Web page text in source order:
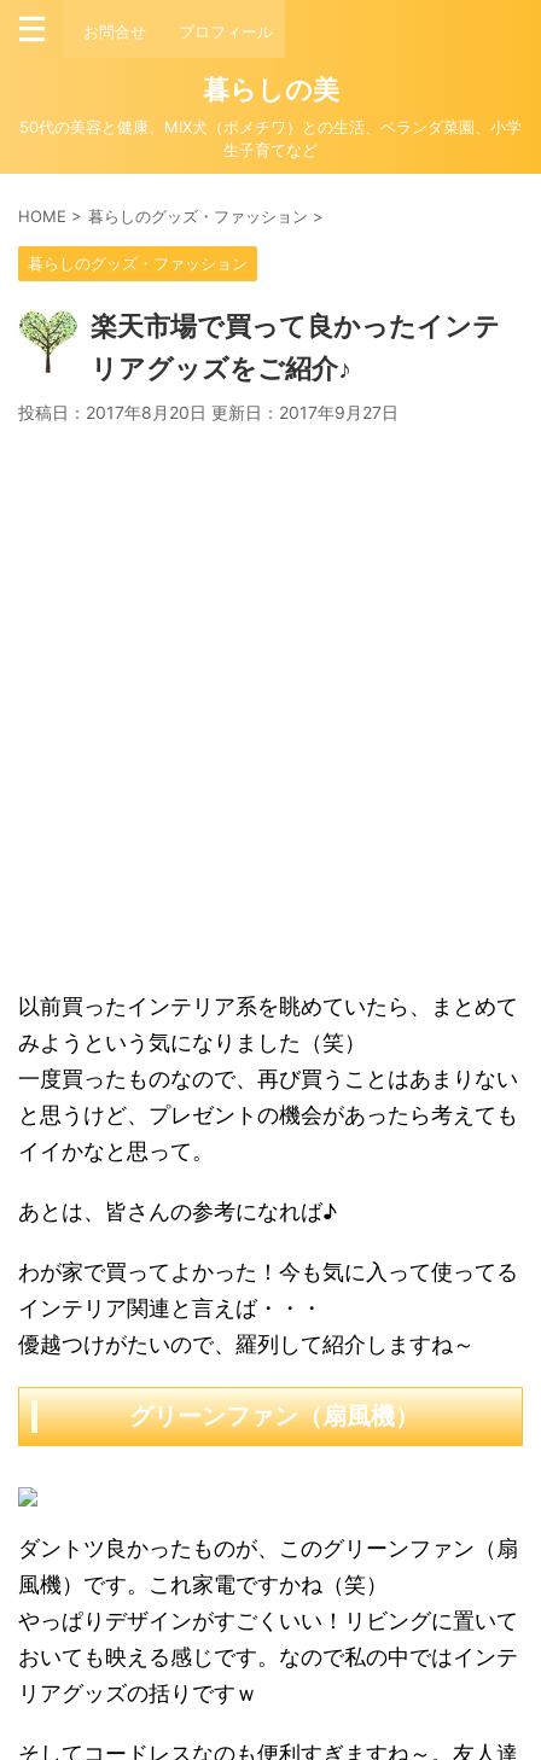
お問合せ プロフィール
暮らしの美
50代の美容と健康、MIX犬（ポメチワ）との生活、ベランダ菜園、小学
生子育てなど
HOME > 暮らしのグッズ・ファッション >
暮らしのグッズ・ファッション
楽天市場で買って良かったインテ
リアグッズをご紹介♪
投稿日：2017年8月20日 更新日： 2017年9月27日
以前買ったインテリア系を眺めていたら、まとめて
みようという気になりました（笑）
一度買ったものなので、再び買うことはあまりない
と思うけど、プレゼントの機会があったら考えても
イイかなと思って。
あとは、皆さんの参考になれば♪
わが家で買ってよかった！今も気に入って使ってる
インテリア関連と言えば・・・
優越つけがたいので、羅列して紹介しますね～
グリーンファン（扇風機）
ダントツ良かったものが、このグリーンファン（扇
風機）です。これ家電ですかね（笑）
やっぱりデザインがすごくいい！リビングに置いて
おいても映える感じです。なので私の中ではインテ
リアグッズの括りですｗ
そしてコードレスなのも便利すぎますね～。友人達